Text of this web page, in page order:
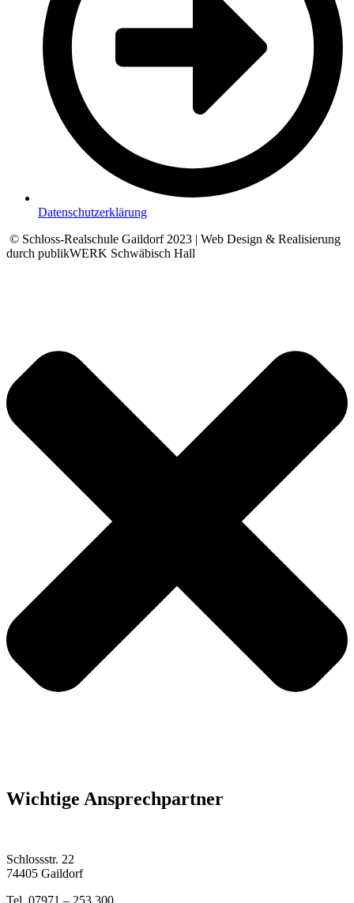
Datenschutzerklärung
© Schloss-Realschule Gaildorf 2023 | Web Design & Realisierung
durch publikWERK Schwäbisch Hall
Wichtige Ansprechpartner
Schlossstr. 22
74405 Gaildorf
Tel. 07971 – 253 300